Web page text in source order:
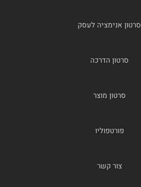
סרטון אנימציה לעסק
סרטון הדרכה
סרטון מוצר
פורטפוליו
צור קשר